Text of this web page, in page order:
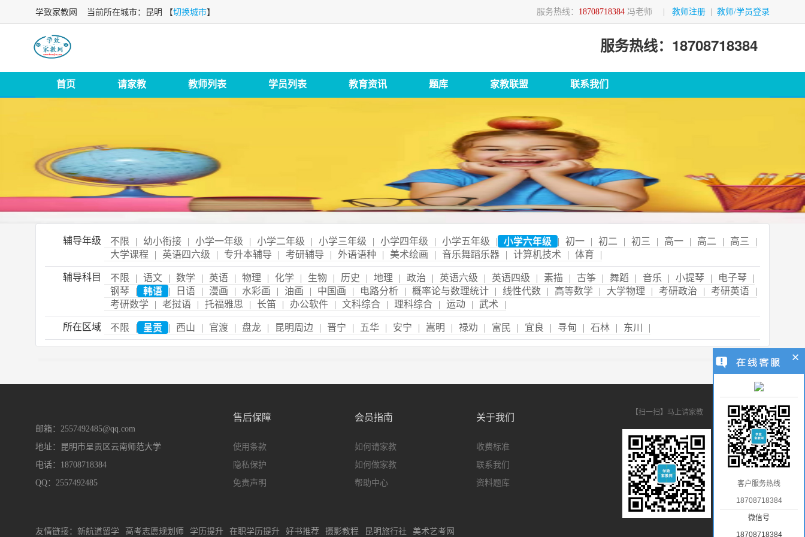
服务热线： 18708718384 冯老师 教师注册 教师/学员登录
学致家教网 当前所在城市：昆明 【切换城市】
服务热线：18708718384
首页 请家教 教师列表 学员列表 教育资讯 题库 家教联盟 联系我们
辅导年级 不限 | 幼小衔接 | 小学一年级 | 小学二年级 | 小学三年级 | 小学四年级 | 小学五年级 | 小学六年级 | 初一 | 初二 | 初三 | 高一 | 高二 | 高三
|
大学课程
| 英语四六级 | 专升本辅导 | 考研辅导 | 外语语种 | 美术绘画 | 音乐舞蹈乐器 | 计算机技术 | 体育 |
辅导科目 不限 | 语文 | 数学 | 英语 | 物理 | 化学 | 生物 | 历史 | 地理 | 政治 | 英语六级 | 英语四级 | 素描 | 古筝 | 舞蹈 | 音乐 | 小提琴 | 电子琴
|
钢琴
| 韩语 | 日语 | 漫画 | 水彩画 | 油画 | 中国画 | 电路分析 | 概率论与数理统计 | 线性代数 | 高等数学 | 大学物理 | 考研政治 | 考研英语
|
考研数学
| 老挝语 | 托福雅思 | 长笛 | 办公软件 | 文科综合 | 理科综合 | 运动 | 武术 |
所在区域 不限 | 呈贡 | 西山 | 官渡 | 盘龙 | 昆明周边 | 晋宁 | 五华 | 安宁 | 嵩明 | 禄劝 | 富民 | 宜良 | 寻甸 | 石林 | 东川 |
邮箱：2557492485@qq.com
地址：昆明市呈贡区云南师范大学
电话：18708718384
QQ：2557492485
售后保障
使用条款
隐私保护
免责声明
会员指南
如何请家教
如何做家教
帮助中心
关于我们
收费标准
联系我们
资料题库
【扫一扫】马上请家教
友情链接： 新航道留学 高考志愿规划师 学历提升 在职学历提升 好书推荐 摄影教程 昆明旅行社 美术艺考网
客户服务热线
18708718384
微信号
18708718384